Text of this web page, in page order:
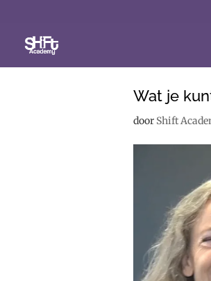
Wat je
door Shift